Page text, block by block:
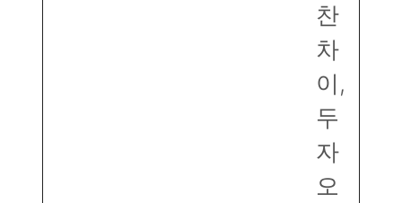
찬
차
이,
두
자
오